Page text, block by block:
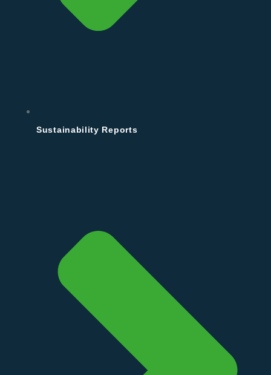
Sustainability Reports